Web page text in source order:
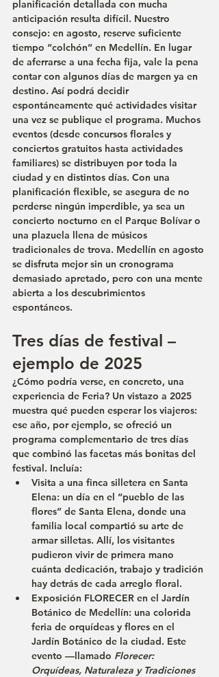
planificación detallada con mucha
anticipación resulta difícil. Nuestro
consejo: en agosto, reserve suficiente
tiempo “colchón” en Medellín. En lugar
de aferrarse a una fecha fija, vale la pena
contar con algunos días de margen ya en
destino. Así podrá decidir
espontáneamente qué actividades visitar
una vez se publique el programa. Muchos
eventos (desde concursos florales y
conciertos gratuitos hasta actividades
familiares) se distribuyen por toda la
ciudad y en distintos días. Con una
planificación flexible, se asegura de no
perderse ningún imperdible, ya sea un
concierto nocturno en el Parque Bolívar o
una plazuela llena de músicos
tradicionales de trova. Medellín en agosto
se disfruta mejor sin un cronograma
demasiado apretado, pero con una mente
abierta a los descubrimientos
espontáneos.
Tres días de festival –
ejemplo de 2025
¿Cómo podría verse, en concreto, una
experiencia de Feria? Un vistazo a 2025
muestra qué pueden esperar los viajeros:
ese año, por ejemplo, se ofreció un
programa complementario de tres días
que combinó las facetas más bonitas del
festival. Incluía:
Visita a una finca silletera en Santa
Elena: un día en el “pueblo de las
flores” de Santa Elena, donde una
familia local compartió su arte de
armar silletas. Allí, los visitantes
pudieron vivir de primera mano
cuánta dedicación, trabajo y tradición
hay detrás de cada arreglo floral.
Exposición FLORECER en el Jardín
Botánico de Medellín: una colorida
feria de orquídeas y flores en el
Jardín Botánico de la ciudad. Este
evento —llamado Florecer:
Orquídeas, Naturaleza y Tradiciones